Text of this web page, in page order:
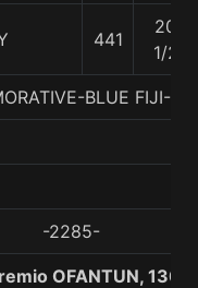
441
20
1/2
BLUE FIJI-
-2285-
OFANTUN,